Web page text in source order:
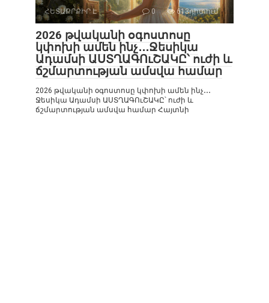
ՀԵՏԱՔՐՔԻՐ Է 0 613դիտում
2026 թվականի օգոստոսը
կփոխի ամեն ինչ․․․Ջեսիկա
Ադամսի ԱՍՏՂԱԳՈւՇԱԿԸ՝ ուժի և
ճշմարտության ամսվա համար
2026 թվականի օգոստոսը կփոխի ամեն ինչ․․․
Ջեսիկա Ադամսի ԱՍՏՂԱԳՈւՇԱԿԸ՝ ուժի և
ճշմարտության ամսվա համար Հայտնի